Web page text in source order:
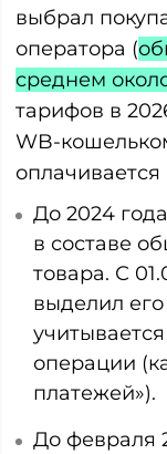
выбрал
оператора (
среднем
тарифов в
WB-
До 2024
в составе
товара. С
выделил его
операции
платежей»).
До февраля